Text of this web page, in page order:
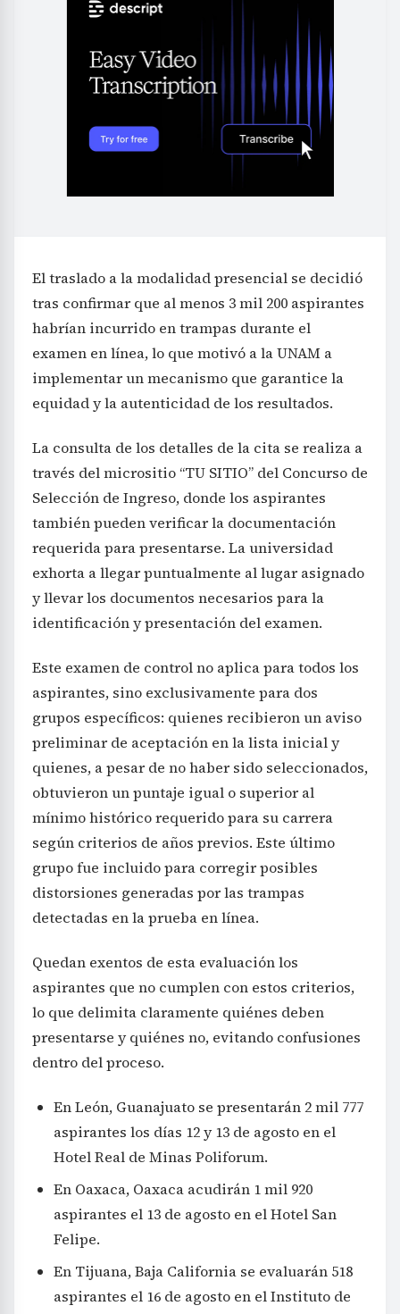
El traslado a la modalidad presencial se decidió
tras confirmar que al menos 3 mil 200 aspirantes
habrían incurrido en trampas durante el
examen en línea, lo que motivó a la UNAM a
implementar un mecanismo que garantice la
equidad y la autenticidad de los resultados.
La consulta de los detalles de la cita se realiza a
través del micrositio “TU SITIO” del Concurso de
Selección de Ingreso, donde los aspirantes
también pueden verificar la documentación
requerida para presentarse. La universidad
exhorta a llegar puntualmente al lugar asignado
y llevar los documentos necesarios para la
identificación y presentación del examen.
Este examen de control no aplica para todos los
aspirantes, sino exclusivamente para dos
grupos específicos: quienes recibieron un aviso
preliminar de aceptación en la lista inicial y
quienes, a pesar de no haber sido seleccionados,
obtuvieron un puntaje igual o superior al
mínimo histórico requerido para su carrera
según criterios de años previos. Este último
grupo fue incluido para corregir posibles
distorsiones generadas por las trampas
detectadas en la prueba en línea.
Quedan exentos de esta evaluación los
aspirantes que no cumplen con estos criterios,
lo que delimita claramente quiénes deben
presentarse y quiénes no, evitando confusiones
dentro del proceso.
En León, Guanajuato se presentarán 2 mil 777
aspirantes los días 12 y 13 de agosto en el
Hotel Real de Minas Poliforum.
En Oaxaca, Oaxaca acudirán 1 mil 920
aspirantes el 13 de agosto en el Hotel San
Felipe.
En Tijuana, Baja California se evaluarán 518
aspirantes el 16 de agosto en el Instituto de